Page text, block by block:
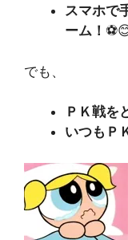
スマホで
ーム！
でも、
ＰＫ戦を
いつもＰ